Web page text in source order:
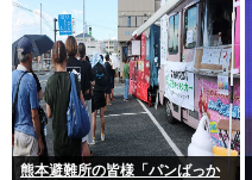
熊本避難所の皆様「パンばっか